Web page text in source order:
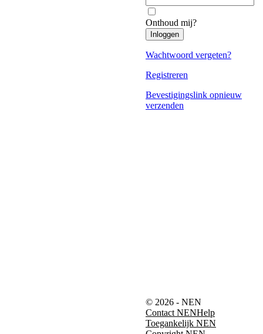
Onthoud mij?
Inloggen
Wachtwoord vergeten?
Registreren
Bevestigingslink opnieuw
verzenden
© 2026 - NEN
Contact NENHelp
Toegankelijk NEN